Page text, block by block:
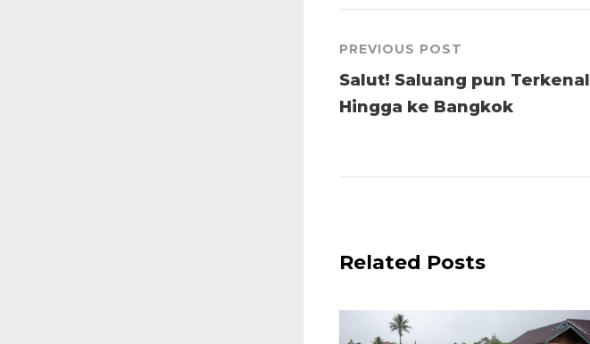
PREVIOUS POST
Salut! Saluang pun Terkenal
Hingga ke Bangkok
Related Posts